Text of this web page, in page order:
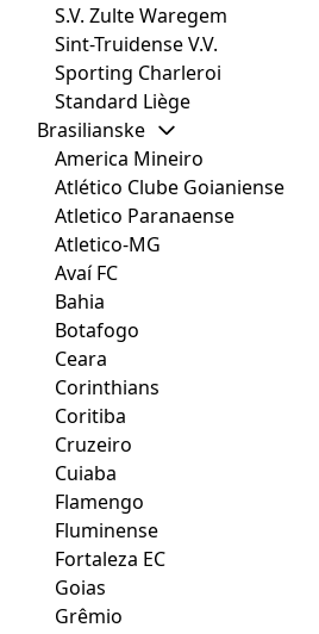
S.V. Zulte Waregem
Sint-Truidense V.V.
Sporting Charleroi
Standard Liège
Brasilianske
America Mineiro
Atlético Clube Goianiense
Atletico Paranaense
Atletico-MG
Avaí FC
Bahia
Botafogo
Ceara
Corinthians
Coritiba
Cruzeiro
Cuiaba
Flamengo
Fluminense
Fortaleza EC
Goias
Grêmio